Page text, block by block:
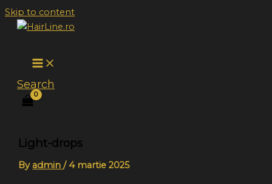
Skip to content
Search
Light-drops
By admin/ 4 martie 2025